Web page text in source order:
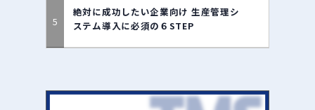
絶対に成功したい企業向け 生産管理シ
ステム導入に必須の６STEP